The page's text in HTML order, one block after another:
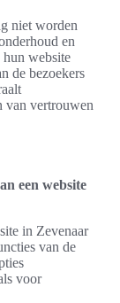
niet worden
en
website
de bezoekers
van vertrouwen
een website
in Zevenaar
van de
voor